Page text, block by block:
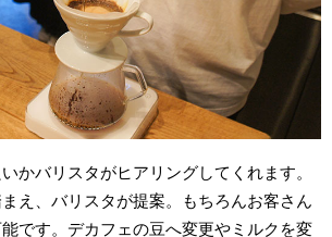
かバリスタがヒアリングしてくれます。
え、バリスタが提案。もちろんお客さん
です。デカフェの豆へ変更やミルクを変